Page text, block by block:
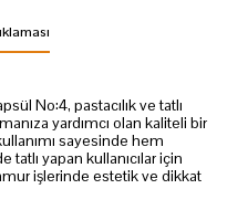
No:4, pastacılık ve tatlı
yardımcı olan kaliteli bir
sayesinde hem
yapan kullanıcılar için
işlerinde estetik ve dikkat